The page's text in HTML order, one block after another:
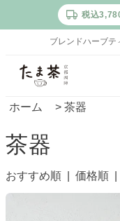
税込
ブレンドハーブテ
ま
｜
ホーム > 茶器
茶器
おすすめ順 | 価格順